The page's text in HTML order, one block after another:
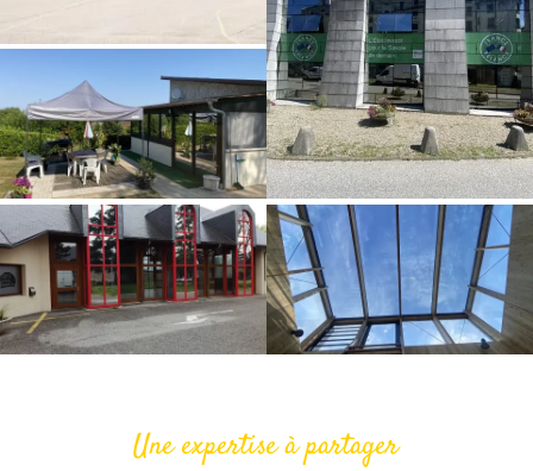
Une expertise à partager